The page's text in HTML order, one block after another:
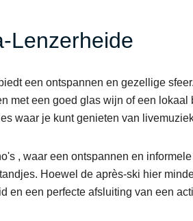
Lenzerheide
een ontspannen en gezellige
met een goed glas wijn of een lokaal
waar je kunt genieten van
, waar een ontspannen en
Hoewel de après-ski hier
en een perfecte afsluiting van een